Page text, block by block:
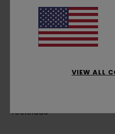
Acolchado:
Cuello de camisa
Solapa de
reciclado
VIEW ALL